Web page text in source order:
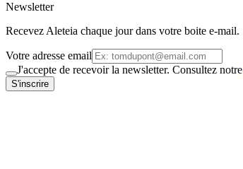
Newsletter
Recevez Aleteia chaque jour dans votre boite e-mail.
Votre adresse email
J'accepte de recevoir la newsletter. Consultez notre
S'inscrire